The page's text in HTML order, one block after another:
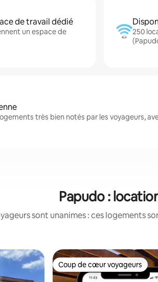
de travail dédié
un espace de
250
très bien notés par les voyageurs,
Papudo :
sont unanimes : ces logements
Coup de cœur voyageurs
Coup de cœur voyageurs